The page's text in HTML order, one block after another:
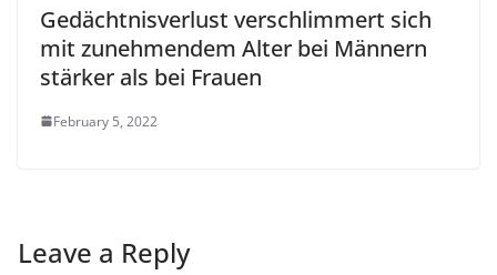
Gedächtnisverlust verschlimmert sich
mit zunehmendem Alter bei Männern
stärker als bei Frauen
February 5, 2022
Leave a Reply